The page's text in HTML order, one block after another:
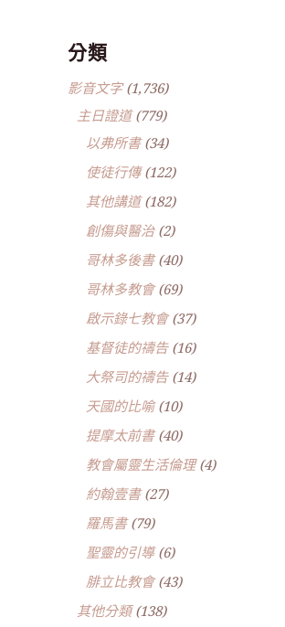
分類
影音文字(1,736)
主日證道(779)
以弗所書(34)
使徒行傳(122)
其他講道(182)
創傷與醫治(2)
哥林多後書(40)
哥林多教會(69)
啟示錄七教會(37)
基督徒的禱告(16)
大祭司的禱告(14)
天國的比喻(10)
提摩太前書(40)
教會屬靈生活倫理(4)
約翰壹書(27)
羅馬書(79)
聖靈的引導(6)
腓立比教會(43)
其他分類(138)